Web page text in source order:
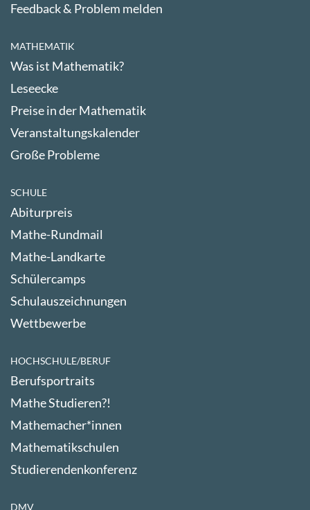
Feedback & Problem melden
MATHEMATIK
Was ist Mathematik?
Leseecke
Preise in der Mathematik
Veranstaltungskalender
Große Probleme
SCHULE
Abiturpreis
Mathe-Rundmail
Mathe-Landkarte
Schülercamps
Schulauszeichnungen
Wettbewerbe
HOCHSCHULE/BERUF
Berufsportraits
Mathe Studieren?!
Mathemacher*innen
Mathematikschulen
Studierendenkonferenz
DMV